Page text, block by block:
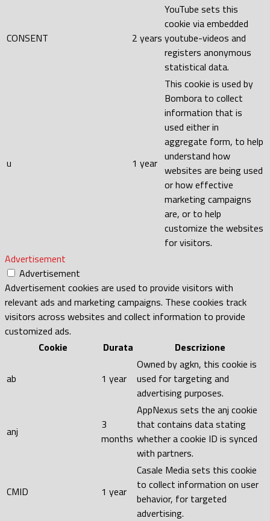
CONSENT 2 years
YouTube sets this
cookie via embedded
youtube-videos and
registers anonymous
statistical data.
u 1 year
This cookie is used by
Bombora to collect
information that is
used either in
aggregate form, to help
understand how
websites are being used
or how effective
marketing campaigns
are, or to help
customize the websites
for visitors.
Advertisement
Advertisement
Advertisement cookies are used to provide visitors with
relevant ads and marketing campaigns. These cookies track
visitors across websites and collect information to provide
customized ads.
Cookie
Durata Descrizione
ab 1 year
Owned by agkn, this cookie is
used for targeting and
advertising purposes.
anj
3
months
AppNexus sets the anj cookie
that contains data stating
whether a cookie ID is synced
with partners.
CMID 1 year
Casale Media sets this cookie
to collect information on user
behavior, for targeted
advertising.